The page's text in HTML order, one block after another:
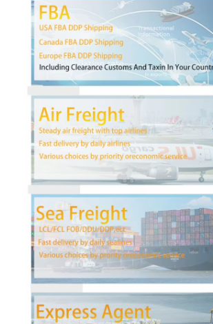
Startseite
Produkte
Über uns
Fabrik Tour
Qualitätskontrolle
Kontakt
Plaudern Sie Jetzt
Internationale Fracht Vorwärts